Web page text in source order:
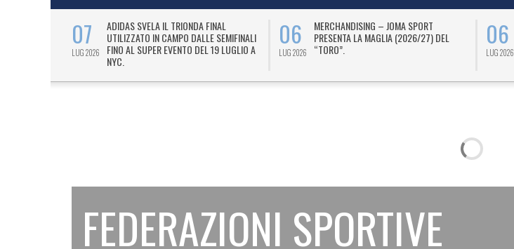
07
LUG 2026
ADIDAS SVELA IL TRIONDA FINAL
UTILIZZATO IN CAMPO DALLE SEMIFINALI
FINO AL SUPER EVENTO DEL 19 LUGLIO A
NYC.
06
LUG 2026
MERCHANDISING – JOMA SPORT
PRESENTA LA MAGLIA (2026/27) DEL
“TORO”.
06
LUG 2026
FEDERAZIONI SPORTIVE